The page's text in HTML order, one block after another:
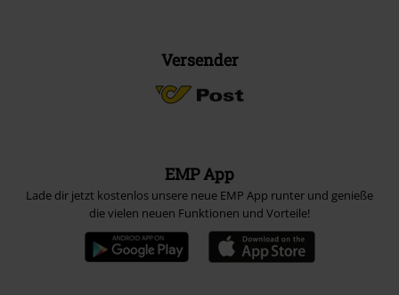
Versender
EMP App
Lade dir jetzt kostenlos unsere neue EMP App runter und genieße
die vielen neuen Funktionen und Vorteile!